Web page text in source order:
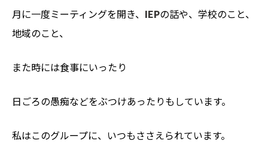
月に一度ミーティングを開き、 IEPの話や、学校のこと、
地域のこと、
また時には食事にいったり
日ごろの愚痴などをぶつけあったりもしています。
私はこのグループに、いつもささえられています。